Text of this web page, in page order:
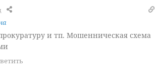
и тп. Мошенническая схема